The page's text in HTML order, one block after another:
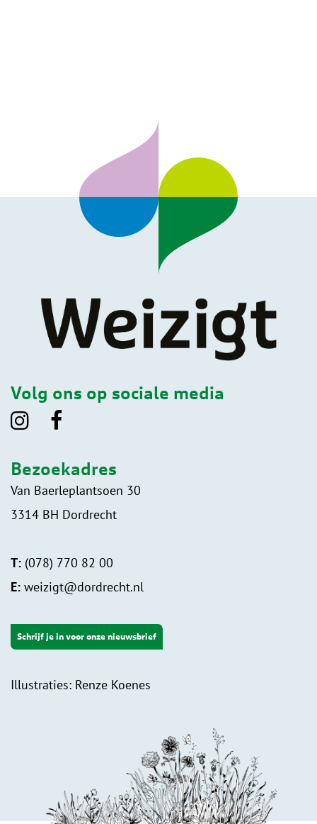
Volg ons op sociale media
Bezoekadres
Van Baerleplantsoen 30
3314 BH Dordrecht
T: (078) 770 82 00
E: weizigt@dordrecht.nl
Schrijf je in voor onze nieuwsbrief
Illustraties: Renze Koenes